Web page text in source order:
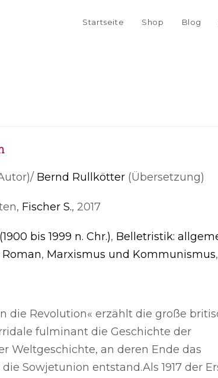
Startseite Shop Blog
Bernd Rullkötter(Übersetzung)
Fischer S., 2017
bis 1999 n. Chr.), Belletristik:
, Marxismus und Kommunismus,
die Revolution« erzählt die große
fulminant die Geschichte der
Weltgeschichte, an deren Ende das
Sowjetunion entstand.Als 1917 der